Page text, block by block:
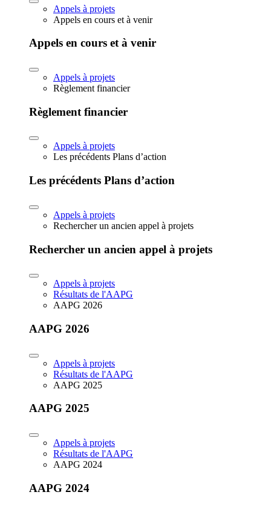
Appels à projets
Appels en cours et à venir
Appels en cours et à venir
Appels à projets
Règlement financier
Règlement financier
Appels à projets
Les précédents Plans d’action
Les précédents Plans d’action
Appels à projets
Rechercher un ancien appel à projets
Rechercher un ancien appel à projets
Appels à projets
Résultats de l'AAPG
AAPG 2026
AAPG 2026
Appels à projets
Résultats de l'AAPG
AAPG 2025
AAPG 2025
Appels à projets
Résultats de l'AAPG
AAPG 2024
AAPG 2024